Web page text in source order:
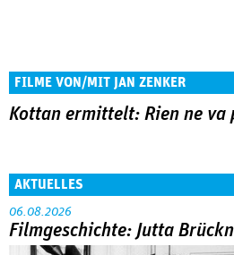
FILME VON/MIT JAN ZENKER
Kottan ermittelt: Rien ne va
AKTUELLES
06.08.2026
Filmgeschichte: Jutta